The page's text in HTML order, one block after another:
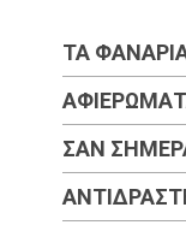
ΤΑ
ΣΑΝ